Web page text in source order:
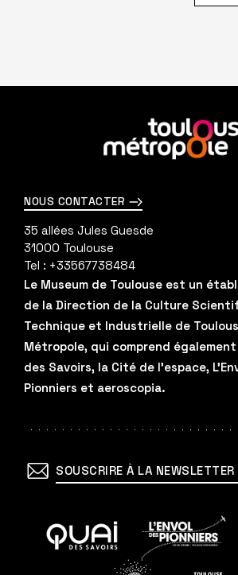
En
savoir
plus
NOUS CONTACTER
35 allées Jules Guesde
31000 Toulouse
Tel : +33567738484
Le Museum de Toulouse est un
de la Direction de la Culture
Technique et Industrielle de
Métropole, qui comprend également
des Savoirs, la Cité de l'espace,
Pionniers et aeroscopia.
SOUSCRIRE À LA NEWSLETTER
En